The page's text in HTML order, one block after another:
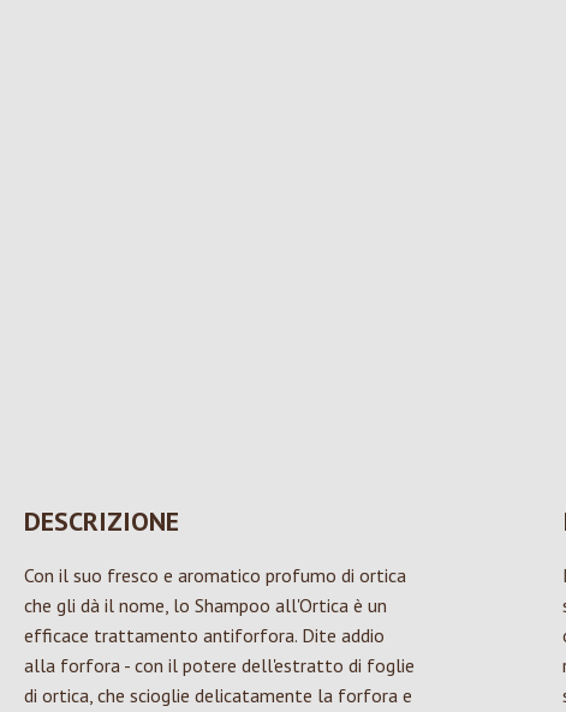
DESCRIZIONE
Con il suo fresco e aromatico profumo di ortica
che gli dà il nome, lo Shampoo all'Ortica è un
efficace trattamento antiforfora. Dite addio
alla forfora - con il potere dell'estratto di foglie
di ortica, che scioglie delicatamente la forfora e